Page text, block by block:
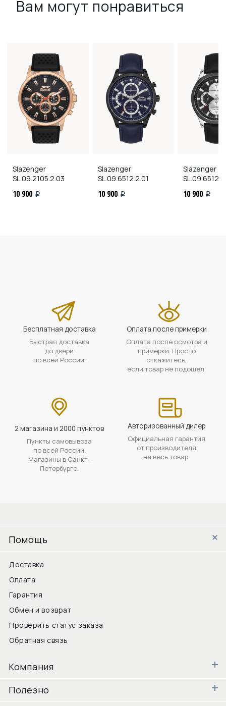
Вам могут понравиться
Slazenger
SL.09.2105.2.03
10 900 i
Slazenger
SL.09.6512.2.01
10 900 i
Slazenger
10 900 i
Бесплатная доставка
Быстрая доставка
до двери
по всей России.
Оплата после примерки
Оплата после осмотра и
примерки. Просто
откажитесь,
если товар не подошел.
2 магазина и 2000 пунктов
Пункты самовывоза
по всей России.
Магазины в Санкт-
Петербурге.
Авторизованный дилер
Официальная гарантия
от производителя
на весь товар.
Помощь
Доставка
Оплата
Гарантия
Обмен и возврат
Проверить статус заказа
Обратная связь
Компания
Полезно